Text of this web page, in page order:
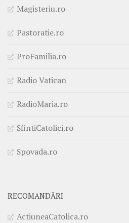
Magisteriu.ro
Pastoratie.ro
ProFamilia.ro
Radio Vatican
RadioMaria.ro
SfintiCatolici.ro
Spovada.ro
RECOMANDĂRI
ActiuneaCatolica.ro